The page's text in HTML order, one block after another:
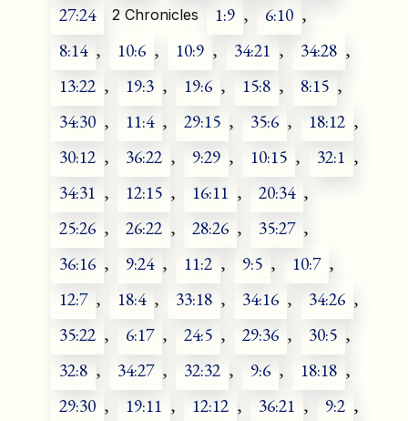
27:24
2 Chronicles 1:9 , 6:10 ,
8:14 , 10:6 , 10:9 , 34:21 , 34:28 ,
13:22 , 19:3 , 19:6 , 15:8 , 8:15 ,
34:30 , 11:4 , 29:15 , 35:6 , 18:12 ,
30:12 , 36:22 , 9:29 , 10:15 , 32:1 ,
34:31 , 12:15 , 16:11 , 20:34 ,
25:26 , 26:22 , 28:26 , 35:27 ,
36:16 , 9:24 , 11:2 , 9:5 , 10:7 ,
12:7 , 18:4 , 33:18 , 34:16 , 34:26 ,
35:22 , 6:17 , 24:5 , 29:36 , 30:5 ,
32:8 , 34:27 , 32:32 , 9:6 , 18:18 ,
29:30 , 19:11 , 12:12 , 36:21 , 9:2 ,